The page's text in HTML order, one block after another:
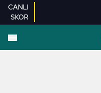
CANLI
SKOR